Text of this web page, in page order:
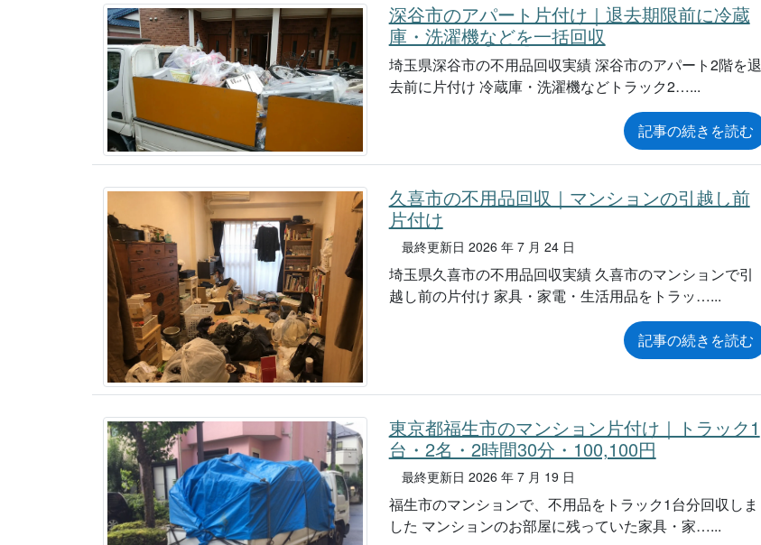
深谷市のアパート片付け｜退去期限前に冷蔵
庫・洗濯機などを一括回収
埼玉県深谷市の不用品回収実績 深谷市のアパート2階を退
去前に片付け 冷蔵庫・洗濯機などトラック2…
記事の続きを読む
久喜市の不用品回収｜マンションの引越し前
片付け
最終更新日 2026 年 7 月 24 日
埼玉県久喜市の不用品回収実績 久喜市のマンションで引
越し前の片付け 家具・家電・生活用品をトラッ…
記事の続きを読む
東京都福生市のマンション片付け｜トラック1
台・2名・2時間30分・100,100円
最終更新日 2026 年 7 月 19 日
福生市のマンションで、不用品をトラック1台分回収しま
した マンションのお部屋に残っていた家具・家…